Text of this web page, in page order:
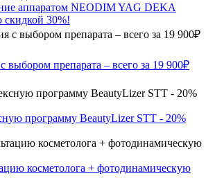
аппаратом NEODIM YAG DEKA
30%!
выбором препарата – всего за 19 900₽
программу BeautyLizer STT - 20%
косметолога + фотодинамическую